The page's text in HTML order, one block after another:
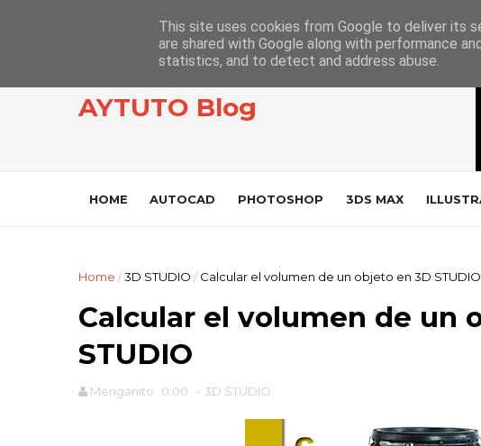
AYTUTO Blog
HOME AUTOCAD PHOTOSHOP 3DS MAX
Home /3D STUDIO / Calcular el volumen de un objeto en 3D STUDIO
Calcular el volumen de un
STUDIO
Menganito 0:00 - 3D STUDIO
This site uses cookies from Google to deliver its
are shared with Google along with performance
statistics, and to detect and address abuse.